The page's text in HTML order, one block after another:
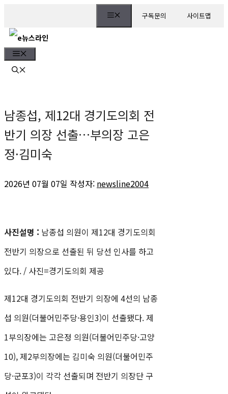
텐
츠
너
뛰
기
구독문의 사이트맵
남종섭, 제12대 경기도의회 전
반기 의장 선출…부의장 고은
정·김미숙
2026년 07월 07일 작성자: newsline2004
사진설명 : 남종섭 의원이 제12대 경기도의회
전반기 의장으로 선출된 뒤 당선 인사를 하고
있다. / 사진=경기도의회 제공
제12대 경기도의회 전반기 의장에 4선의 남종
섭 의원(더불어민주당·용인3)이 선출됐다. 제
1부의장에는 고은정 의원(더불어민주당·고양
10), 제2부의장에는 김미숙 의원(더불어민주
당·군포3)이 각각 선출되며 전반기 의장단 구